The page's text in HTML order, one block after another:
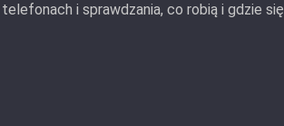
i sprawdzania, co robią i gdzie się